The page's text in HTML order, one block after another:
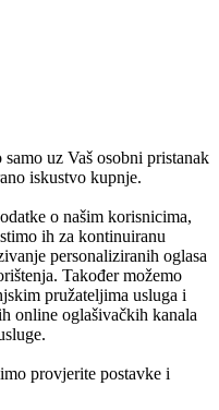
uz Vaš osobni pristanak
iskustvo kupnje.
o našim korisnicima,
ih za kontinuiranu
personaliziranih oglasa
Također možemo
pružateljima usluga i
online oglašivačkih kanala
provjerite postavke i